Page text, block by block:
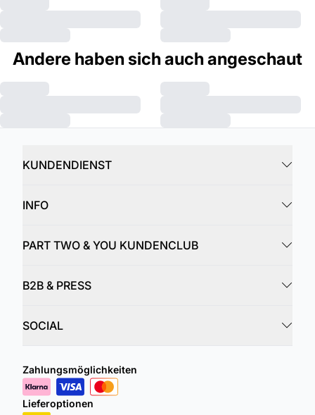
Andere haben sich auch angeschaut
KUNDENDIENST
INFO
PART TWO & YOU KUNDENCLUB
B2B & PRESS
SOCIAL
Zahlungsmöglichkeiten
Lieferoptionen